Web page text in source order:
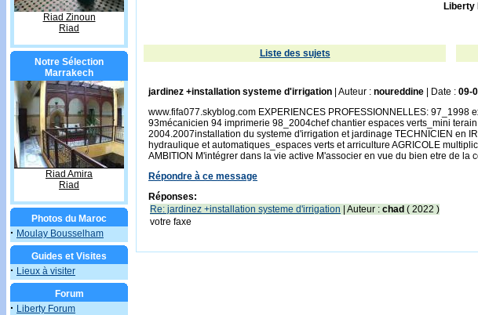
Riad Zinoun
Riad
Notre Sélection
Marrakech
Riad Amira
Riad
Photos du Maroc
· Moulay Bousselham
Guides et Visites
· Lieux à visiter
Forum
· Liberty Forum
Liberty
Liste des sujets
jardinez +installation systeme d'irrigation | Auteur : noureddine | Date : 09-
www.fifa077.skyblog.com EXPERIENCES PROFESSIONNELLES:
93mécanicien 94 imprimerie 98_2004chef chantier espaces verts_mini
2004.2007installation du systeme d'irrigation et jardinage TECHNICIEN en
hydraulique et automatiques_espaces verts et arriculture AGRICOLE
AMBITION M'intégrer dans la vie active M'associer en vue du bien etre de la
Répondre à ce message
Réponses:
Re: jardinez +installation systeme d'irrigation | Auteur : chad ( 2022 )
votre faxe